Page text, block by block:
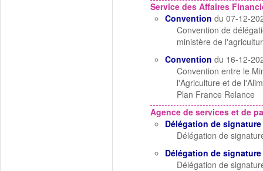
Service des Affaires
Convention du 07-12-
Convention de
ministère de
Convention du 16-12-
Convention entre le
l'Agriculture et de
Plan France Relance
Agence de services et de
Délégation de signature
Délégation de
Délégation de signature
Délégation de